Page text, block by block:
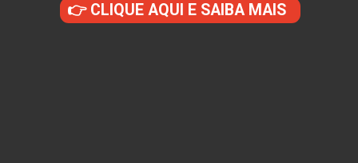
👉 CLIQUE AQUI E SAIBA MAIS